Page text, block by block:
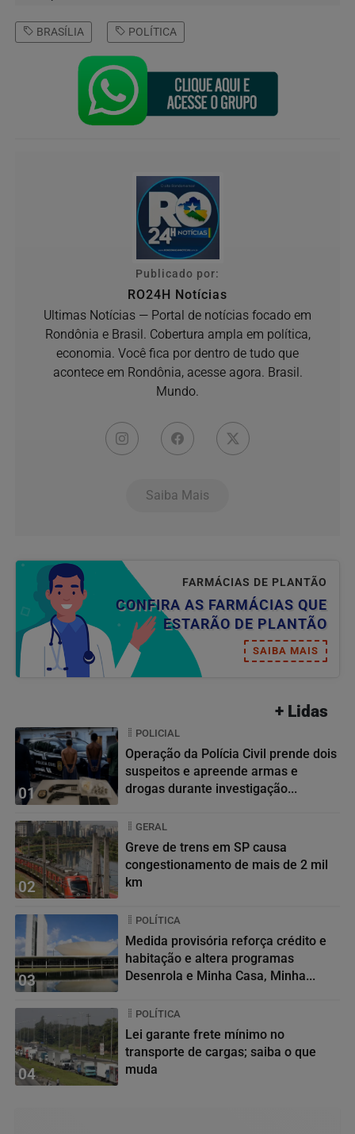
BRASÍLIA POLÍTICA
Publicado por:
RO24H Notícias
Ultimas Notícias — Portal de notícias focado em
Rondônia e Brasil. Cobertura ampla em política,
economia. Você fica por dentro de tudo que
acontece em Rondônia, acesse agora. Brasil.
Mundo.
Saiba Mais
FARMÁCIAS DE PLANTÃO
CONFIRA AS FARMÁCIAS QUE
ESTARÃO DE PLANTÃO
SAIBA MAIS
+ Lidas
01
POLICIAL
Operação da Polícia Civil prende dois
suspeitos e apreende armas e
drogas durante investigação...
02
GERAL
Greve de trens em SP causa
congestionamento de mais de 2 mil
km
03
POLÍTICA
Medida provisória reforça crédito e
habitação e altera programas
Desenrola e Minha Casa, Minha...
04
POLÍTICA
Lei garante frete mínimo no
transporte de cargas; saiba o que
muda